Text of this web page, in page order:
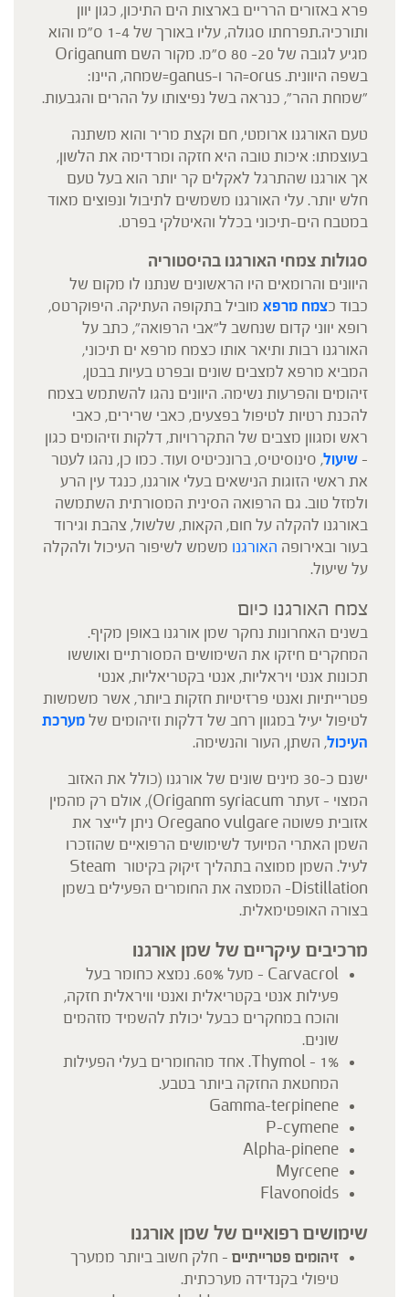
פרא באזורים הרריים בארצות הים התיכון, כגון יוון
ותורכיה.תפרחתו סגולה, עליו באורך של 1-4 ס"מ והוא
מגיע לגובה של 20- 80 ס"מ. מקור השם Origanum
בשפה היוונית. orus=הר ו-ganus=שמחה, היינו:
"שמחת ההר", כנראה בשל נפיצותו על ההרים והגבעות.
טעם האורגנו ארומטי, חם וקצת מריר והוא משתנה
בעוצמתו: איכות טובה היא חזקה ומרדימה את הלשון,
אך אורגנו שהתרגל לאקלים קר יותר הוא בעל טעם
חלש יותר. עלי האורגנו משמשים לתיבול ונפוצים מאוד
במטבח הים-תיכוני בכלל והאיטלקי בפרט.
סגולות צמחי האורגנו בהיסטוריה
היוונים והרומאים היו הראשונים שנתנו לו מקום של
כבוד כצמח מרפא מוביל בתקופה העתיקה. היפוקרטס,
רופא יווני קדום שנחשב ל"אבי הרפואה", כתב על
האורגנו רבות ותיאר אותו כצמח מרפא ים תיכוני,
המביא מרפא למצבים שונים ובפרט בעיות בבטן,
זיהומים והפרעות נשימה. היוונים נהגו להשתמש בצמח
להכנת רטיות לטיפול בפצעים, כאבי שרירים, כאבי
ראש ומגוון מצבים של התקררויות, דלקות וזיהומים כגון
– שיעול, סינוסיטיס, ברונכיטיס ועוד. כמו כן, נהגו לעטר
את ראשי הזוגות הנישאים בעלי אורגנו, כנגד עין הרע
ולמזל טוב. גם הרפואה הסינית המסורתית השתמשה
באורגנו להקלה על חום, הקאות, שלשול, צהבת וגירוד
בעור ובאירופה האורגנו משמש לשיפור העיכול ולהקלה
על שיעול.
צמח האורגנו כיום
בשנים האחרונות נחקר שמן אורגנו באופן מקיף.
המחקרים חיזקו את השימושים המסורתיים ואוששו
תכונות אנטי ויראליות, אנטי בקטריאליות, אנטי
פטרייתיות ואנטי פרזיטיות חזקות ביותר, אשר משמשות
לטיפול יעיל במגוון רחב של דלקות וזיהומים שלמערכת
העיכול, השתן, העור והנשימה.
ישנם כ-30 מינים שונים של אורגנו (כולל את האזוב
המצוי – זעתר Origanm syriacum), אולם רק מהמין
אזובית פשוטה Oregano vulgare ניתן לייצר את
השמן האתרי המיועד לשימושים הרפואיים שהוזכרו
לעיל. השמן ממוצה בתהליך זיקוק בקיטור Steam
Distillation- הממצה את החומרים הפעילים בשמן
בצורה האופטימאלית.
מרכיבים עיקריים של שמן אורגנו
Carvacrol – מעל 60%. נמצא כחומר בעל
פעילות אנטי בקטריאלית ואנטי וויראלית חזקה,
והוכח במחקרים כבעל יכולת להשמיד מזהמים
שונים.
Thymol – 1%. אחד מהחומרים בעלי הפעילות
המחטאת החזקה ביותר בטבע.
Gamma-terpinene
P-cymene
Alpha-pinene
Myrcene
Flavonoids
שימושים רפואיים של שמן אורגנו
זיהומים פטרייתיים – חלק חשוב ביותר ממערך
טיפולי בקנדידה מערכתית.